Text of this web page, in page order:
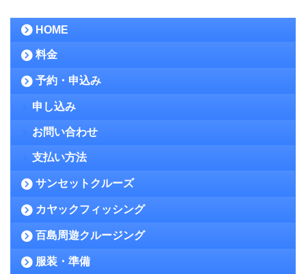
HOME
料金
予約・申込み
申し込み
お問い合わせ
支払い方法
サンセットクルーズ
カヤックフィッシング
百島周遊クルージング
服装・準備